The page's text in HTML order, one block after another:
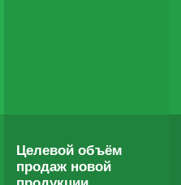
Целевой объём
продаж новой